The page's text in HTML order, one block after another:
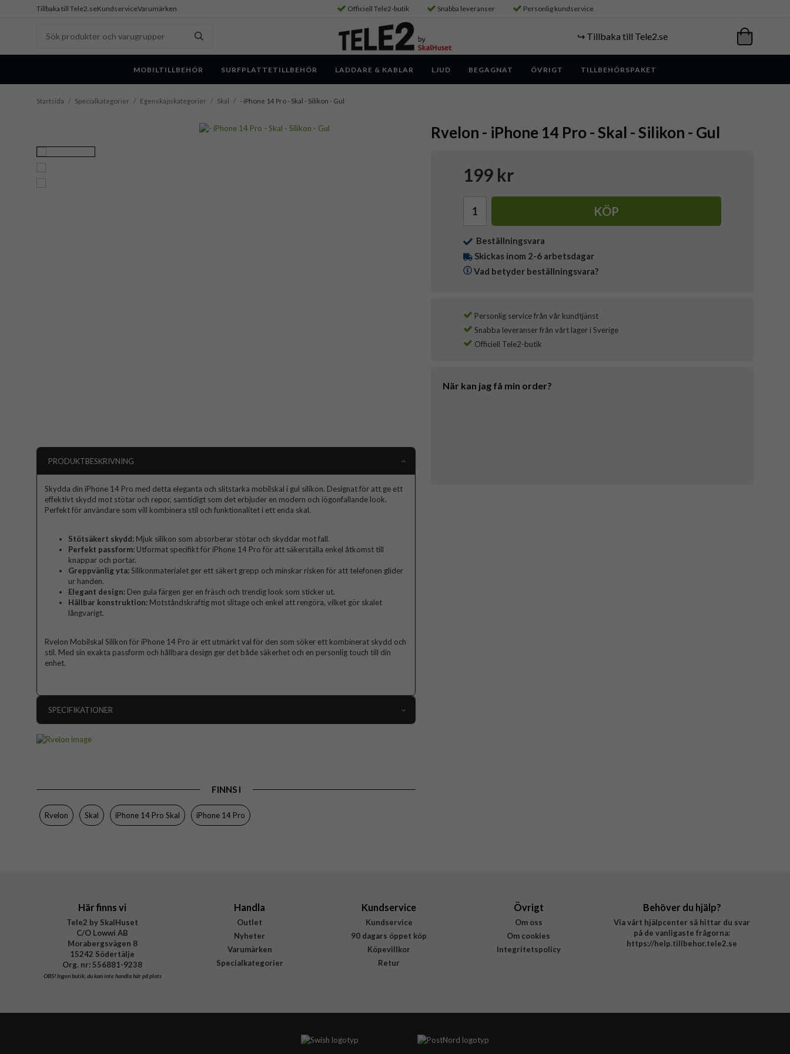
Tillbaka till Tele2.seKundserviceVarumärken Officiell Tele2-butik Snabba leveranser Personlig kundservice
↪️ Tillbaka till Tele2.se
MOBILTILLBEHÖR SURFPLATTETILLBEHÖR LADDARE & KABLAR LJUD BEGAGNAT ÖVRIGT TILLBEHÖRSPAKET
Startsida / Specialkategorier / Egenskapskategorier / Skal / - iPhone 14 Pro - Skal - Silikon - Gul
Rvelon - iPhone 14 Pro - Skal - Silikon - Gul
199 kr
KÖP
Beställningsvara
Skickas inom 2-6 arbetsdagar
Vad betyder beställningsvara?
Personlig service från vår kundtjänst
Snabba leveranser från vårt lager i Sverige
Officiell Tele2-butik
När kan jag få min order?
PRODUKTBESKRIVNING
Skydda din iPhone 14 Pro med detta eleganta och slitstarka mobilskal i gul silikon. Designat för att ge ett
effektivt skydd mot stötar och repor, samtidigt som det erbjuder en modern och iögonfallande look.
Perfekt för användare som vill kombinera stil och funktionalitet i ett enda skal.
Stötsäkert skydd: Mjuk silikon som absorberar stötar och skyddar mot fall.
Perfekt passform: Utformat specifikt för iPhone 14 Pro för att säkerställa enkel åtkomst till
knappar och portar.
Greppvänlig yta:Silikonmaterialet ger ett säkert grepp och minskar risken för att telefonen glider
ur handen.
Elegant design: Den gula färgen ger en fräsch och trendig look som sticker ut.
Hållbar konstruktion: Motståndskraftig mot slitage och enkel att rengöra, vilket gör skalet
långvarigt.
Rvelon Mobilskal Silikon för iPhone 14 Pro är ett utmärkt val för den som söker ett kombinerat skydd och
stil. Med sin exakta passform och hållbara design ger det både säkerhet och en personlig touch till din
enhet.
SPECIFIKATIONER
Egenskaper
Greppvänlig
Färg
Material
FINNS I
Rvelon Skal iPhone 14 Pro Skal iPhone 14 Pro
Här finns vi
Tele2 by SkalHuset
C/O Lowwi AB
Morabergsvägen 8
15242 Södertälje
Org. nr: 556881-9238
OBS!Ingen butik, du kan inte handla här på plats
Handla
Outlet
Nyheter
Varumärken
Specialkategorier
Kundservice
Kundservice
90 dagars öppet köp
Köpevillkor
Retur
Övrigt
Om oss
Om cookies
Integritetspolicy
Behöver du hjälp?
Via vårt hjälpcenter så hittar du svar
på de vanligaste frågorna:
https://help.tillbehor.tele2.se